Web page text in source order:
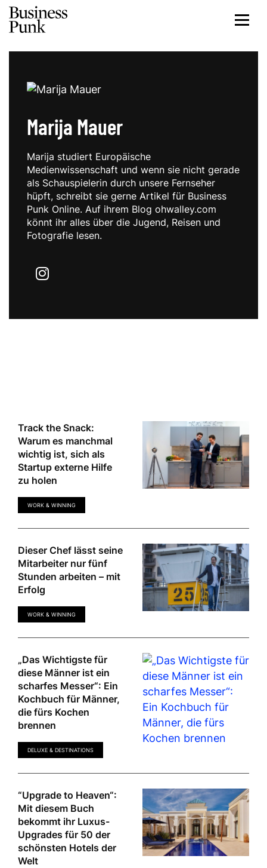
Marija Mauer
Marija studiert Europäische
Medienwissenschaft und wenn sie nicht gerade
als Schauspielerin durch unsere Fernseher
hüpft, schreibt sie gerne Artikel für Business
Punk Online. Auf ihrem Blog ohwalley.com
könnt ihr alles über die Jugend, Reisen und
Fotografie lesen.
Track the Snack:
Warum es manchmal
wichtig ist, sich als
Startup externe Hilfe
zu holen
WORK & WINNING
Dieser Chef lässt seine
Mitarbeiter nur fünf
Stunden arbeiten – mit
Erfolg
WORK & WINNING
„Das Wichtigste für
diese Männer ist ein
scharfes Messer“: Ein
Kochbuch für Männer,
die fürs Kochen
brennen
DELUXE & DESTINATIONS
“Upgrade to Heaven“:
Mit diesem Buch
bekommt ihr Luxus-
Upgrades für 50 der
schönsten Hotels der
Welt